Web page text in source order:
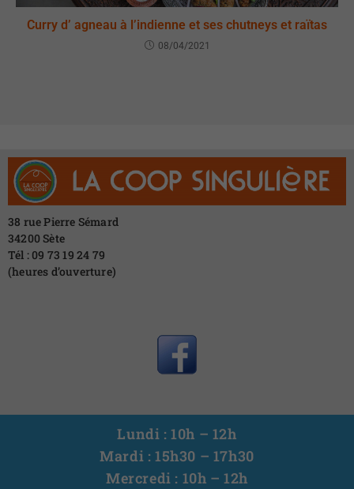
Curry d’ agneau à l’indienne et ses chutneys et raïtas
08/04/2021
38 rue Pierre Sémard
34200 Sète
Tél : 09 73 19 24 79
(heures d’ouverture)
Lundi : 10h – 12h
Mardi : 15h30 – 17h30
Mercredi : 10h – 12h